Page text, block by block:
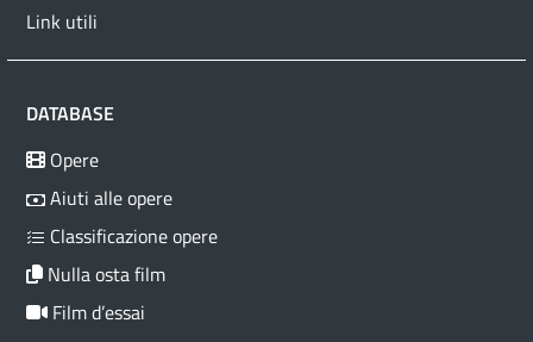
Link utili
DATABASE
Opere
Aiuti alle opere
Classificazione opere
Nulla osta film
Film d’essai